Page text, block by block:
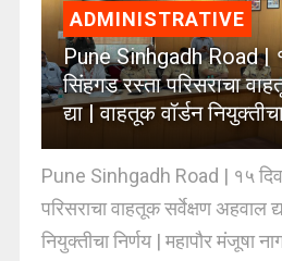
ADMINISTRATIVE
Pune Sinhgadh Road |
सिंहगड रस्ता परिसराचा
द्या | वाहतूक वॉर्डन
Pune Sinhgadh Road | १५
परिसराचा वाहतूक सर्वेक्षण अहवाल
नियुक्तीचा निर्णय | महापौर मंजूषा